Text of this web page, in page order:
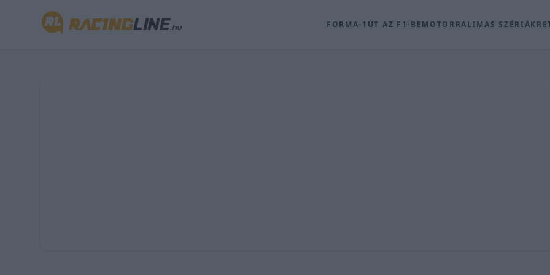
FORMA-1 ÚT AZ F1-BEMOTORRALIMÁS SZÉRIÁK